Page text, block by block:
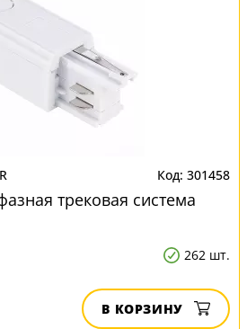
301458
трековая система
262 шт.
В КОРЗИНУ